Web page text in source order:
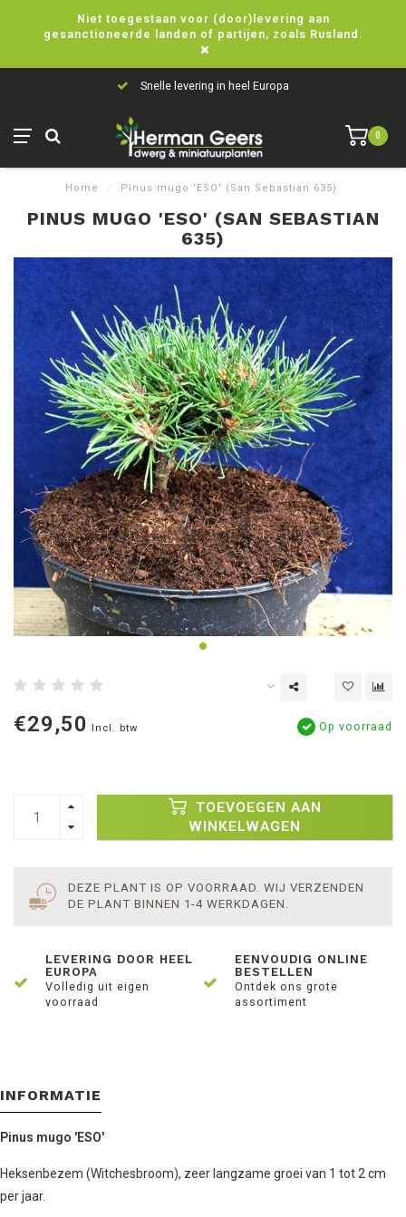
Niet toegestaan voor (door)levering aan
gesanctioneerde landen of partijen, zoals Rusland.
Snelle levering in heel Europa
0
Home / Pinus mugo 'ESO' (San Sebastian 635)
PINUS MUGO 'ESO' (SAN SEBASTIAN
635)
€29,50 Incl. btw Op voorraad
TOEVOEGEN AAN
WINKELWAGEN
DEZE PLANT IS OP VOORRAAD. WIJ VERZENDEN
DE PLANT BINNEN 1-4 WERKDAGEN.
LEVERING DOOR HEEL
EUROPA
Volledig uit eigen
voorraad
EENVOUDIG ONLINE
BESTELLEN
Ontdek ons grote
assortiment
INFORMATIE
Pinus mugo 'ESO'
Heksenbezem (Witchesbroom), zeer langzame groei van 1 tot 2 cm
per jaar.